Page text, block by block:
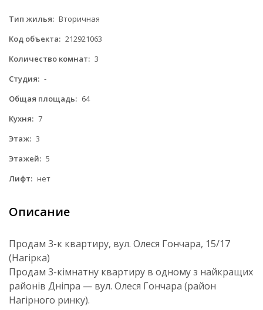
Тип жилья: Вторичная
Код объекта: 212921063
Количество комнат: 3
Студия: -
Общая площадь: 64
Кухня: 7
Этаж: 3
Этажей: 5
Лифт: нет
Описание
Продам 3-к квартиру, вул. Олеся Гончара, 15/17
(Нагірка)
Продам 3-кімнатну квартиру в одному з найкращих
районів Дніпра — вул. Олеся Гончара (район
Нагірного ринку).